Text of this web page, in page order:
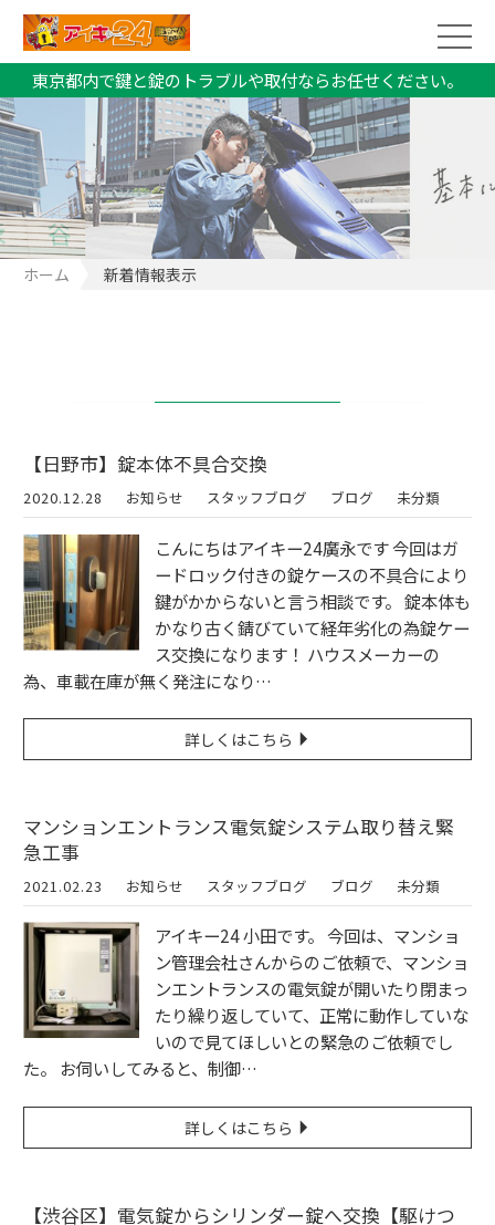
東京都内で鍵と錠のトラブルや取付ならお任せください。
ホーム 新着情報表示
【日野市】錠本体不具合交換
2020.12.28 お知らせ スタッフブログ ブログ 未分類
こんにちはアイキー24廣永です 今回はガ
ードロック付きの錠ケースの不具合により
鍵がかからないと言う相談です。 錠本体も
かなり古く錆びていて経年劣化の為錠ケー
ス交換になります！ ハウスメーカーの
為、車載在庫が無く発注になり…
詳しくはこちら
マンションエントランス電気錠システム取り替え緊
急工事
2021.02.23 お知らせ スタッフブログ ブログ 未分類
アイキー24 小田です。 今回は、マンショ
ン管理会社さんからのご依頼で、マンショ
ンエントランスの電気錠が開いたり閉まっ
たり繰り返していて、正常に動作していな
いので見てほしいとの緊急のご依頼でし
た。 お伺いしてみると、制御…
詳しくはこちら
【渋谷区】電気錠からシリンダー錠へ交換【駆けつ